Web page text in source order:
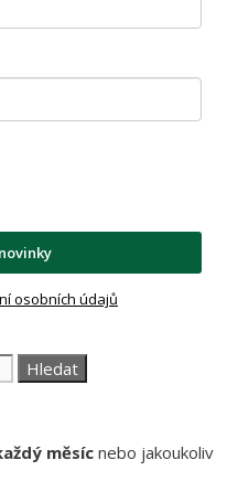
osobních údajů
měsícnebo jakoukoliv